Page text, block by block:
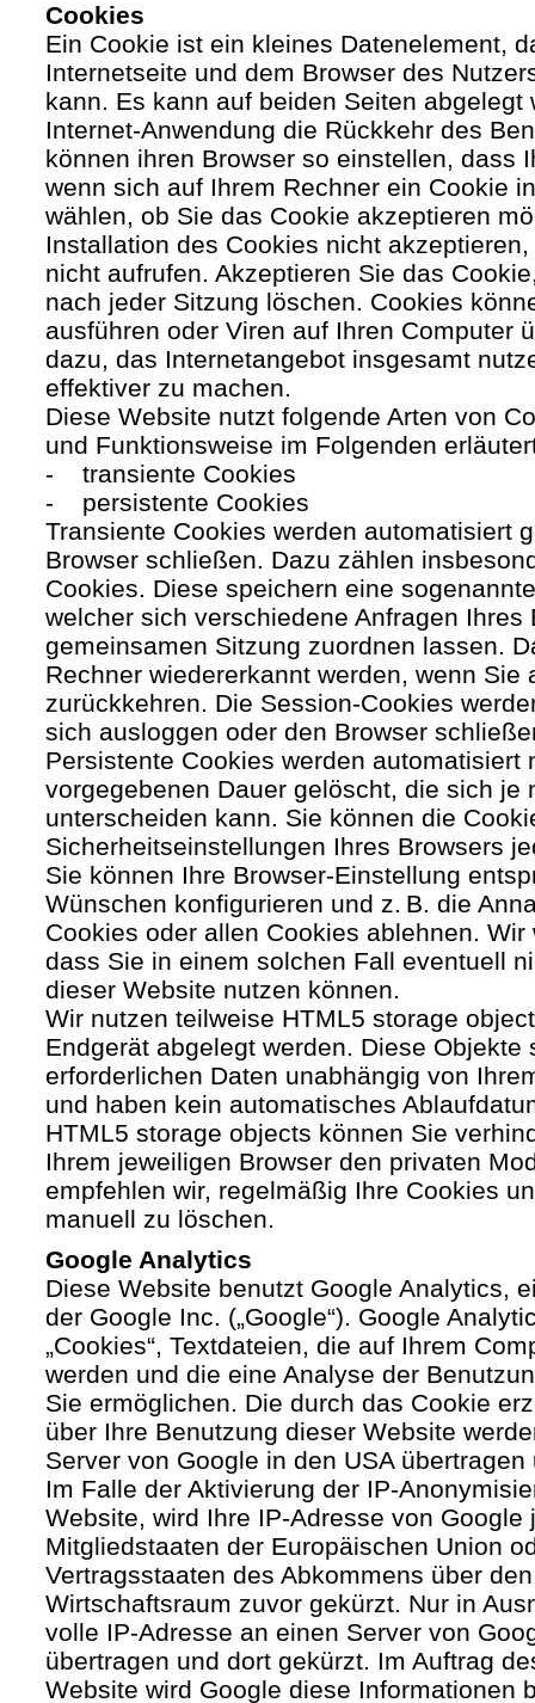
Cookies
Ein Cookie ist ein kleines Datenelement,
Internetseite und dem Browser des
kann. Es kann auf beiden Seiten abgelegt
Internet-Anwendung die Rückkehr des
können ihren Browser so einstellen, dass
wenn sich auf Ihrem Rechner ein Cookie
wählen, ob Sie das Cookie akzeptieren
Installation des Cookies nicht
nicht aufrufen. Akzeptieren Sie das
nach jeder Sitzung löschen. Cookies
ausführen oder Viren auf Ihren Computer
dazu, das Internetangebot insgesamt
effektiver zu machen.
Diese Website nutzt folgende Arten von
und Funktionsweise im Folgenden
- transiente Cookies
- persistente Cookies
Transiente Cookies werden automatisiert
Browser schließen. Dazu zählen
Cookies. Diese speichern eine
welcher sich verschiedene Anfragen Ihres
gemeinsamen Sitzung zuordnen lassen.
Rechner wiedererkannt werden, wenn Sie
zurückkehren. Die Session-Cookies
sich ausloggen oder den Browser
Persistente Cookies werden automatisiert
vorgegebenen Dauer gelöscht, die sich je
unterscheiden kann. Sie können die
Sicherheitseinstellungen Ihres Browsers
Sie können Ihre Browser-Einstellung
Wünschen konfigurieren und z. B. die
Cookies oder allen Cookies ablehnen.
dass Sie in einem solchen Fall eventuell
dieser Website nutzen können.
Wir nutzen teilweise HTML5 storage
Endgerät abgelegt werden. Diese Objekte
erforderlichen Daten unabhängig von
und haben kein automatisches
HTML5 storage objects können Sie
Ihrem jeweiligen Browser den privaten
empfehlen wir, regelmäßig Ihre Cookies
manuell zu löschen.
Google Analytics
Diese Website benutzt Google Analytics,
der Google Inc. („Google“). Google
„Cookies“, Textdateien, die auf Ihrem
werden und die eine Analyse der
Sie ermöglichen. Die durch das Cookie
über Ihre Benutzung dieser Website
Server von Google in den USA
Im Falle der Aktivierung der IP-
Website, wird Ihre IP-Adresse von Google
Mitgliedstaaten der Europäischen Union
Vertragsstaaten des Abkommens über
Wirtschaftsraum zuvor gekürzt. Nur in
volle IP-Adresse an einen Server von
übertragen und dort gekürzt. Im Auftrag
Website wird Google diese Informationen